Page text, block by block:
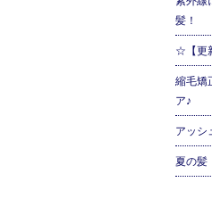
髪！
☆【更
縮毛矯
ア♪
アッシ
夏の髪